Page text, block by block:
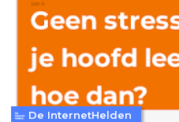
De InternetHelden